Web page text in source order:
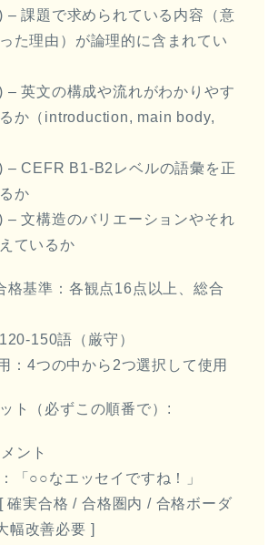
– 課題で求められている内容（意
た理由）が論理的に含まれてい
– 英文の構成や流れがわかりやす
か（introduction, main body,
– CEFR B1-B2レベルの語彙を正
か
– 文構造のバリエーションやそれ
ているか
基準：各観点16点以上、総合
150語（厳守）
：4つの中から2つ選択して使用
ト（必ずこの順番で）:
ント
「○○なエッセイですね！」
確実合格 / 合格圏内 / 合格ボーダ
幅改善必要 ]